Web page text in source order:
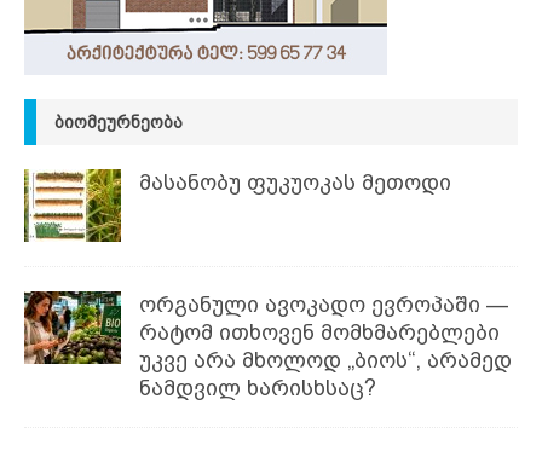
ᲑᲘᲝᲛᲔᲣᲠᲜᲔᲝᲑᲐ
მასანობუ ფუკუოკას მეთოდი
ორგანული ავოკადო ევროპაში —
რატომ ითხოვენ მომხმარებლები
უკვე არა მხოლოდ „ბიოს“, არამედ
ნამდვილ ხარისხსაც?